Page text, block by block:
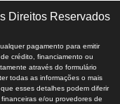
Direitos Reservados
pagamento para emitir
crédito, financiamento ou
através do formulário
todas as informações o mais
esses detalhes podem diferir
e/ou provedores de